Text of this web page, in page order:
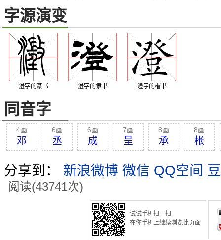
字源演变
澄字的篆书 澄字的隶书 澄字的楷书
同音字
4画
邓
6画
丞
6画
成
7画
呈
8画
承
8画
枨
分享到： 新浪微博 微信 QQ空间
阅读(43741次)
试试手机扫一扫
在你手机上继续浏览此页面